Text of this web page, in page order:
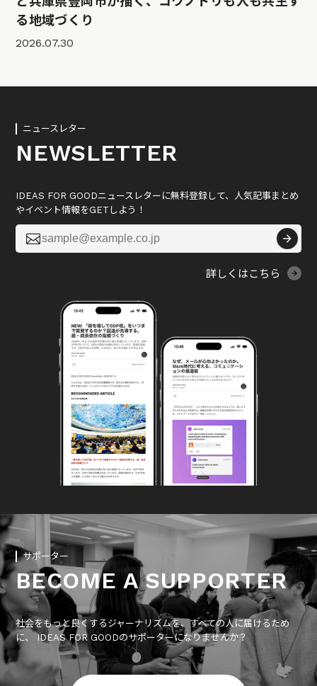
る地域づくり
2026.07.30
ニュースレター
NEWSLETTER
IDEAS FOR GOODニュースレターに無料登録して、人気記事まとめ
やイベント情報をGETしよう！

詳しくはこちら
サポーター
BECOME A SUPPORTER
社会をもっと良くするジャーナリズムを、すべての人に届けるため
に、 IDEAS FOR GOODのサポーターになりませんか？